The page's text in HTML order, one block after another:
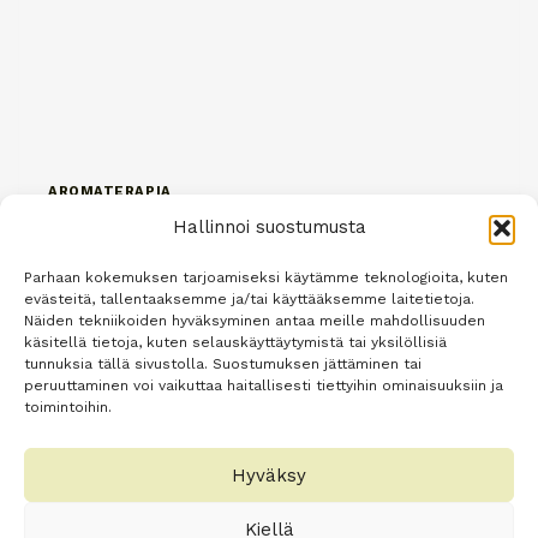
Hallinnoi suostumusta
Parhaan kokemuksen tarjoamiseksi käytämme teknologioita, kuten
evästeitä, tallentaaksemme ja/tai käyttääksemme laitetietoja.
Näiden tekniikoiden hyväksyminen antaa meille mahdollisuuden
käsitellä tietoja, kuten selauskäyttäytymistä tai yksilöllisiä
tunnuksia tällä sivustolla. Suostumuksen jättäminen tai
peruuttaminen voi vaikuttaa haitallisesti tiettyihin ominaisuuksiin ja
toimintoihin.
Hyväksy
Kiellä
AROMATERAPIA
Monikäyttöinen laventeliöljy
Tekijä Minna Oey 15.1.2023
Monikäyttöinen laventeliöljy ihastuttaa ja
vihastuttaa Laventeliöljyn voisi sanoa olevan
yksi aromaterapian perusöljyistä, jonka
edustaen puhtautta, rauhaa ja korkeampaa
totuutta, tai yksinkertaisesti etoo, tuoden